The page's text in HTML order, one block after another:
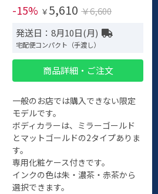
-15% ￥ 5,610 ￥6,600
発送日：8月10日(月)
宅配便コンパクト（手渡し）
商品詳細・ご注文
一般のお店では購入できない限定
モデルです。
ボディカラーは、ミラーゴールド
とマットゴールドの2タイプありま
す。
専用化粧ケース付きです。
インクの色は朱・濃茶・赤茶から
選択できます。